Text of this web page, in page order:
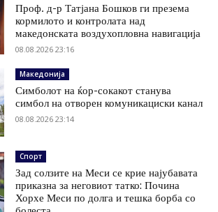
Проф. д-р Татјана Бошков ги презема
кормилото и контролата над
македонската воздухопловна навигација
08.08.2026 23:16
Македонија
Симболот на ќор-сокакот станува
симбол на отворен комуникациски канал
08.08.2026 23:14
Спорт
Зад солзите на Меси се крие најубавата
приказна за неговиот татко: Почина
Хорхе Меси по долга и тешка борба со